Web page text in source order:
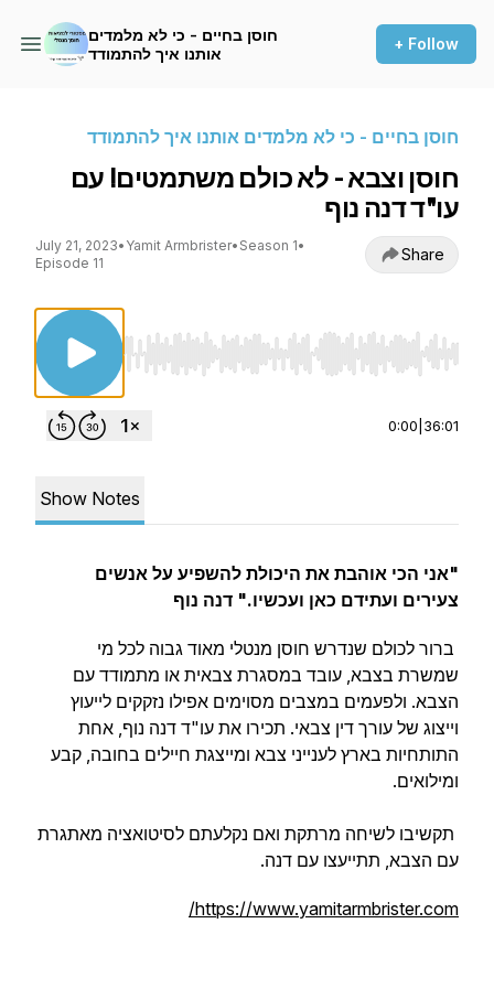
חוסן בחיים - כי לא מלמדים
אותנו איך להתמודד
+ Follow
חוסן בחיים - כי לא מלמדים אותנו איך להתמודד
חוסן וצבא - לא כולם משתמטים! עם
עו"ד דנה נוף
July 21, 2023• Yamit Armbrister• Season 1•
Episode 11
Share
Use Left/Right to seek, Home/End to jump
0:00 36:01
Show Notes
"אני הכי אוהבת את היכולת להשפיע על אנשים
צעירים ועתידם כאן ועכשיו." דנה נוף
ברור לכולם שנדרש חוסן מנטלי מאוד גבוה לכל מי
שמשרת בצבא, עובד במסגרת צבאית או מתמודד עם
הצבא. ולפעמים במצבים מסוימים אפילו נזקקים לייעוץ
וייצוג של עורך דין צבאי. תכירו את עו"ד דנה נוף, אחת
התותחיות בארץ לענייני צבא ומייצגת חיילים בחובה, קבע
ומילואים.
תקשיבו לשיחה מרתקת ואם נקלעתם לסיטואציה מאתגרת
עם הצבא, תתייעצו עם דנה.
https://www.yamitarmbrister.com/